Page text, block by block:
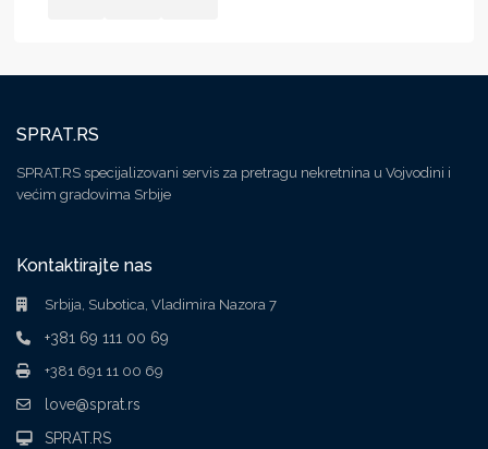
SPRAT.RS
SPRAT.RS specijalizovani servis za pretragu nekretnina u Vojvodini i
većim gradovima Srbije
Kontaktirajte nas
Srbija, Subotica, Vladimira Nazora 7
+381 69 111 00 69
+381 691 11 00 69
love@sprat.rs
SPRAT.RS